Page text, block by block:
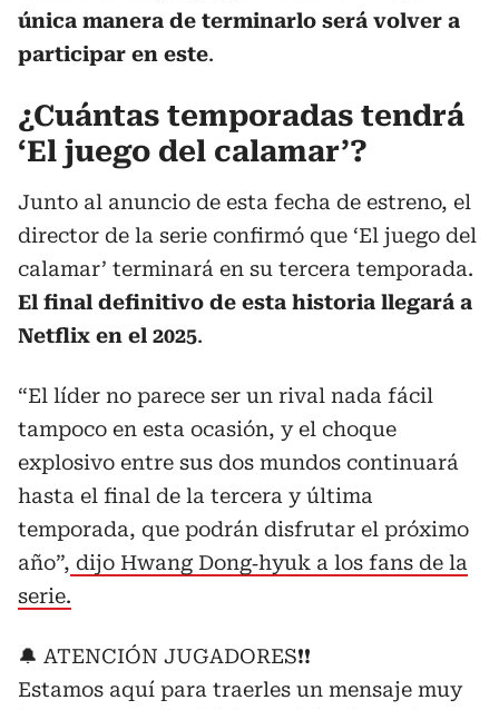
única manera de terminarlo será volver a
participar en este.
¿Cuántas temporadas tendrá
‘El juego del calamar’?
Junto al anuncio de esta fecha de estreno, el
director de la serie confirmó que ‘El juego del
calamar’ terminará en su tercera temporada.
El final definitivo de esta historia llegará a
Netflix en el 2025.
“El líder no parece ser un rival nada fácil
tampoco en esta ocasión, y el choque
explosivo entre sus dos mundos continuará
hasta el final de la tercera y última
temporada, que podrán disfrutar el próximo
año”, dijo Hwang Dong‑hyuk a los fans de la
serie.
🔔 ATENCIÓN JUGADORES❗❗
Estamos aquí para traerles un mensaje muy